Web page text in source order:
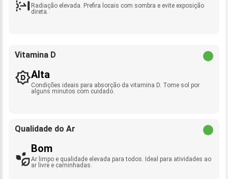
Radiação elevada. Prefira locais com sombra e evite exposição
direta.
Vitamina D
Alta
Condições ideais para absorção da vitamina D. Tome sol por
alguns minutos com cuidado.
Qualidade do Ar
Bom
Ar limpo e qualidade elevada para todos. Ideal para atividades ao
ar livre e caminhadas.